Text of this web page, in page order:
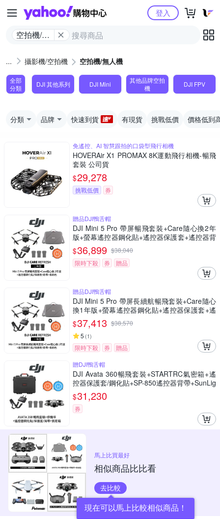
Yahoo購物中心
空拍機/無
登入
攝影機/空拍機 空拍機/無人機
全部
分類
DJI 其他系列 DJI Mini
其他品牌空拍
機
DJI FPV
分類 品牌 快速到貨 有現貨 挑戰低價 價格低到
免遙控、AI 智慧跟拍的口袋型飛行相機
HOVERAir X1 PROMAX 8K運動飛行相機-暢飛
套裝 公司貨
$29,278
挑戰低價 券
贈品DJI鴨舌帽
DJI Mini 5 Pro 帶屏暢飛套裝+Care隨心換2年
版+螢幕遙控器鋼化貼+遙控器保護套+遙控器背
帶+12030148收納包 (聯強公司貨)
$36,899 $38,040
限時下殺
券 贈品
贈品DJI鴨舌帽
DJI Mini 5 Pro 帶屏長續航暢飛套裝+Care隨心
換1年版+螢幕遙控器鋼化貼+遙控器保護套+遙
控器背帶+12030148 收納包 (公司貨)
$37,413 $38,570
5 (1)
限時下殺 券
贈品
贈DJI鴨舌帽
DJI Avata 360暢飛套裝+STARTRC氣密箱+遙
控器保護套/鋼化貼+SP-850遙控器背帶+SunLig
ht PK-075 75cm停機坪 (公司貨)
$31,230
券
馬上比買最好
相似商品比比看
去比較
現在可以馬上比較相似商品！